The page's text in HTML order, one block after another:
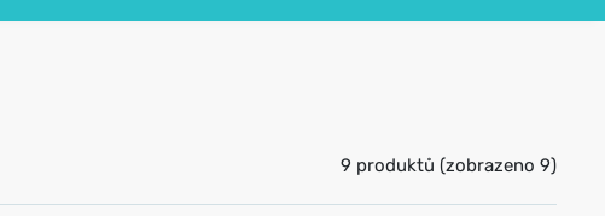
9 produktů (zobrazeno 9)